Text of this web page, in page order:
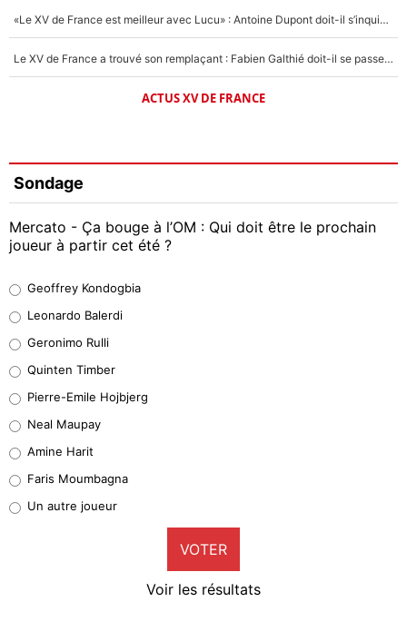
«Le XV de France est meilleur avec Lucu» : Antoine Dupont doit-il s’inquiéter pour sa place ?
Le XV de France a trouvé son remplaçant : Fabien Galthié doit-il se passer d'Antoine Dupont ?
ACTUS XV DE FRANCE
Sondage
Mercato - Ça bouge à l’OM : Qui doit être le prochain
joueur à partir cet été ?
38%
32%
5%
1%
9%
Geoffrey Kondogbia
Leonardo Balerdi
Geronimo Rulli
Quinten Timber
Pierre-Emile Hojbjerg
Neal Maupay
Amine Harit
Faris Moumbagna
Un autre joueur
VOTER
Voir les résultats